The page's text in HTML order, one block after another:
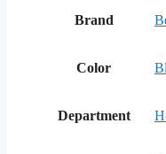
Brand
Color
Department